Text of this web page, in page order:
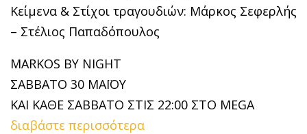
Κείμενα & Στίχοι τραγουδιών: Μάρκος Σεφερλής
– Στέλιος Παπαδόπουλος
MARKOS BY NIGHT
ΣΑΒΒΑΤΟ 30 ΜΑΪΟΥ
ΚΑΙ ΚΑΘΕ ΣΑΒΒΑΤΟ ΣΤΙΣ 22:00 ΣΤΟ MEGA
διαβάστε περισσότερα